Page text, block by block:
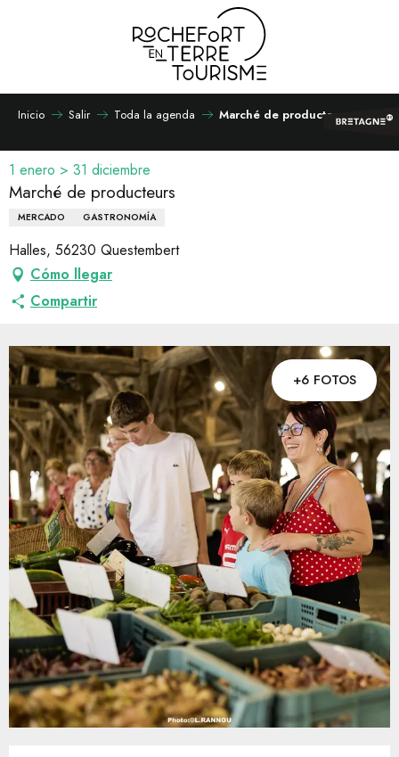
Inicio Salir Toda la agenda Marché de producteurs
1 enero > 31 diciembre
Marché de producteurs
MERCADO GASTRONOMÍA
Halles, 56230 Questembert
Cómo llegar
Compartir
+6 FOTOS